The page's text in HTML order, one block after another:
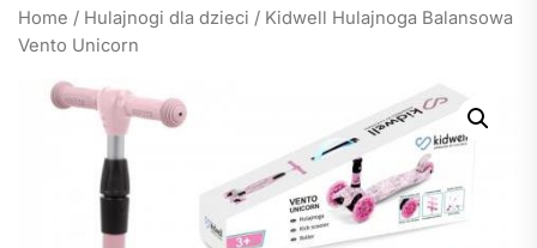
Home / Hulajnogi dla dzieci / Kidwell Hulajnoga Balansowa
Vento Unicorn